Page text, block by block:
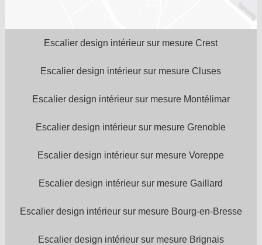
Escalier design intérieur sur mesure Crest
Escalier design intérieur sur mesure Cluses
Escalier design intérieur sur mesure Montélimar
Escalier design intérieur sur mesure Grenoble
Escalier design intérieur sur mesure Voreppe
Escalier design intérieur sur mesure Gaillard
Escalier design intérieur sur mesure Bourg-en-Bresse
Escalier design intérieur sur mesure Brignais